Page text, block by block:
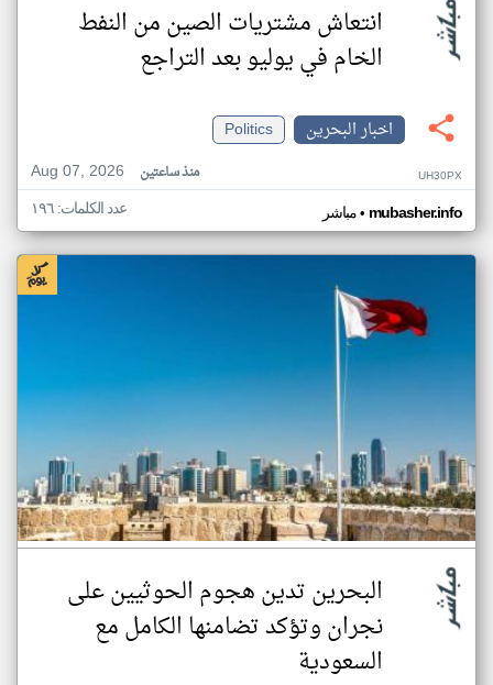
انتعاش مشتريات الصين من النفط
الخام في يوليو بعد التراجع
اخبار البحرين
Politics
Aug 07, 2026
منذ ساعتين UH30PX
مباشر• mubasher.info عدد الكلمات: ١٩٦
البحرين تدين هجوم الحوثيين على
نجران وتؤكد تضامنها الكامل مع
السعودية